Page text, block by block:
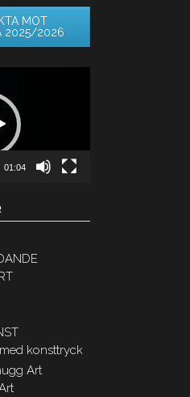
MOT
2025/2026
01:04
konsttryck
Art